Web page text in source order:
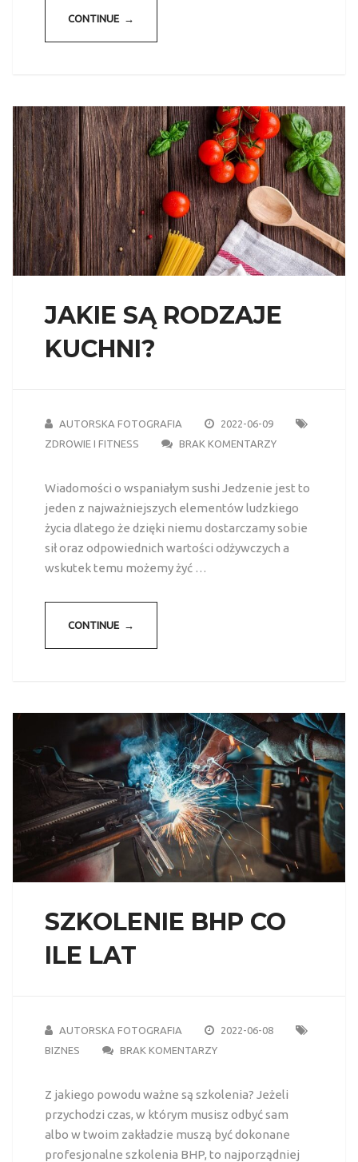
CONTINUE →
JAKIE SĄ RODZAJE
KUCHNI?
AUTORSKA FOTOGRAFIA
2022-06-09
ZDROWIE I FITNESS
BRAK KOMENTARZY
Wiadomości o wspaniałym sushi Jedzenie jest to
jeden z najważniejszych elementów ludzkiego
życia dlatego że dzięki niemu dostarczamy sobie
sił oraz odpowiednich wartości odżywczych a
wskutek temu możemy żyć …
CONTINUE →
SZKOLENIE BHP CO
ILE LAT
AUTORSKA FOTOGRAFIA
2022-06-08
BIZNES
BRAK KOMENTARZY
Z jakiego powodu ważne są szkolenia? Jeżeli
przychodzi czas, w którym musisz odbyć sam
albo w twoim zakładzie muszą być dokonane
profesjonalne szkolenia BHP, to najporządniej